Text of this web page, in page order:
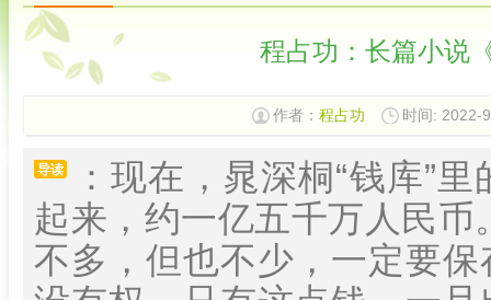
程占功：长篇小说
作者： 程占功 时间: 2022-
导读
：现在，晁深桐“钱库”
起来，约一亿五千万人民
不多，但也不少，一定要